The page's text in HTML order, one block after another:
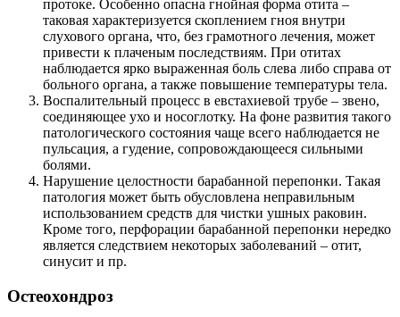
протоке. Особенно опасна гнойная форма отита –
таковая характеризуется скоплением гноя внутри
слухового органа, что, без грамотного лечения, может
привести к плаченым последствиям. При отитах
наблюдается ярко выраженная боль слева либо справа от
больного органа, а также повышение температуры тела.
Воспалительный процесс в евстахиевой трубе – звено,
соединяющее ухо и носоглотку. На фоне развития такого
патологического состояния чаще всего наблюдается не
пульсация, а гудение, сопровождающееся сильными
болями.
Нарушение целостности барабанной перепонки. Такая
патология может быть обусловлена неправильным
использованием средств для чистки ушных раковин.
Кроме того, перфорации барабанной перепонки нередко
является следствием некоторых заболеваний – отит,
синусит и пр.
Остеохондроз